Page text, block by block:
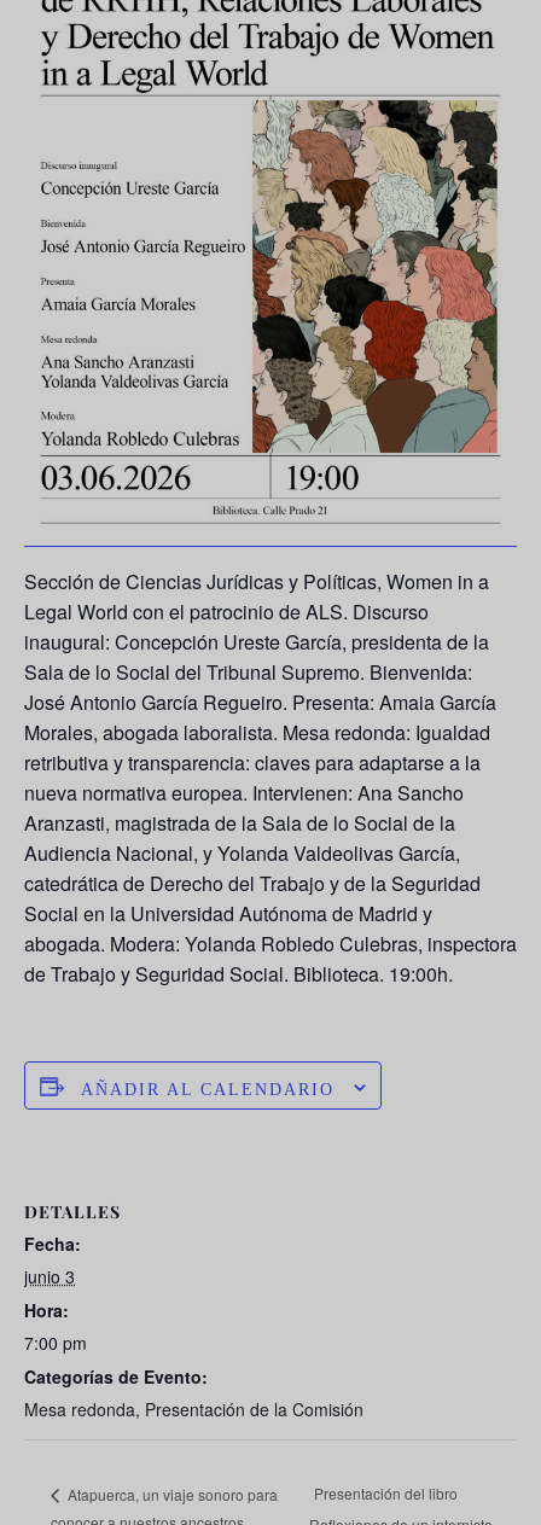
Sección de Ciencias Jurídicas y Políticas, Women in a
Legal World con el patrocinio de ALS. Discurso
inaugural: Concepción Ureste García, presidenta de la
Sala de lo Social del Tribunal Supremo. Bienvenida:
José Antonio García Regueiro. Presenta: Amaia García
Morales, abogada laboralista. Mesa redonda: Igualdad
retributiva y transparencia: claves para adaptarse a la
nueva normativa europea. Intervienen: Ana Sancho
Aranzasti, magistrada de la Sala de lo Social de la
Audiencia Nacional, y Yolanda Valdeolivas García,
catedrática de Derecho del Trabajo y de la Seguridad
Social en la Universidad Autónoma de Madrid y
abogada. Modera: Yolanda Robledo Culebras, inspectora
de Trabajo y Seguridad Social. Biblioteca. 19:00h.
AÑADIR AL CALENDARIO
DETALLES
Fecha:
junio 3
Hora:
7:00 pm
Categorías de Evento:
Mesa redonda, Presentación de la Comisión
Atapuerca, un viaje sonoro para
Presentación del libro